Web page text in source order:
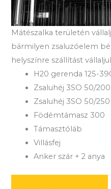
Mátészalka területén
bármilyen zsaluzóelem
helyszínre szállítást
H20 gerenda 125-
Zsaluhéj 3SO 50/200
Zsaluhéj 3SO 50/250
Födémtámasz 300
Támasztóláb
Villásfej
Anker szár + 2 anya